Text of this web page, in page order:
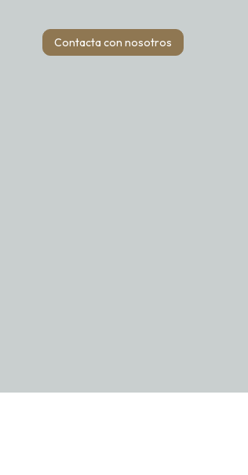
Contacta con nosotros